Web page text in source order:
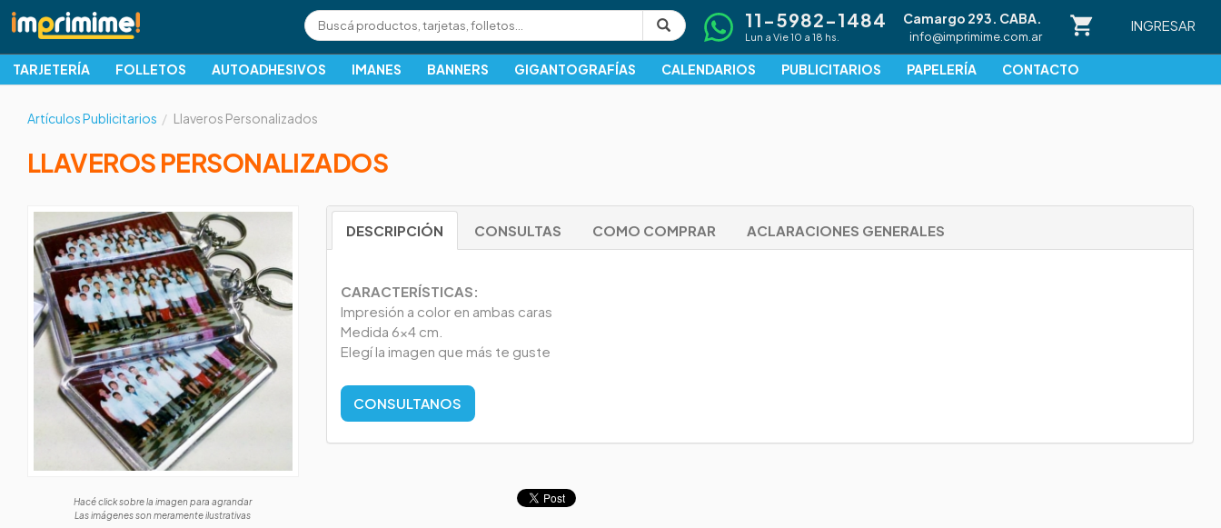
11-5982-1484
Lun a Vie 10 a 18 hs.
Camargo 293. CABA.
info@imprimime.com.ar
INGRESAR
TARJETERÍA FOLLETOS AUTOADHESIVOS IMANES BANNERS GIGANTOGRAFÍAS CALENDARIOS PUBLICITARIOS PAPELERÍA CONTACTO
Artículos Publicitarios Llaveros Personalizados
LLAVEROS PERSONALIZADOS
Hacé click sobre la imagen para agrandar
Las imágenes son meramente ilustrativas
DESCRIPCIÓN CONSULTAS COMO COMPRAR ACLARACIONES GENERALES
CARACTERÍSTICAS:
Impresión a color en ambas caras
Medida 6x4 cm.
Elegí la imagen que más te guste
CONSULTANOS